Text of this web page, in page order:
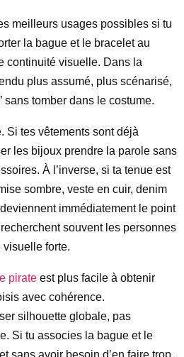
meilleurs usages possibles si tu
la bague et le bracelet au
continuité visuelle. Dans la
plus assumé, plus scénarisé,
sans tomber dans le costume.
Si tes vêtements sont déjà
les bijoux prendre la parole sans
À l’inverse, si ta tenue est
sombre, veste en cuir, denim
immédiatement le point
souvent les personnes
forte.
pirate est plus facile à obtenir
avec cohérence.
silhouette globale, pas
Si tu associes la bague et le
sans avoir besoin d’en faire trop.